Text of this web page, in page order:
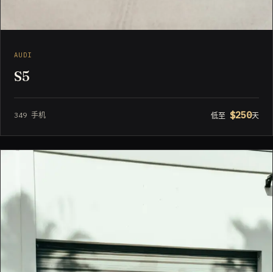
AUDI
S5
349 手机 低至 $250天